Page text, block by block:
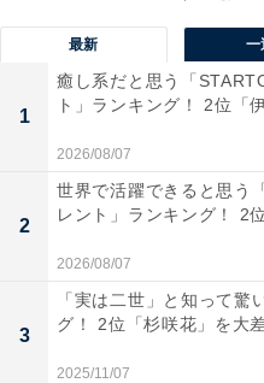
最新 一
1
癒し系だと思う「
ト」ランキング！ 2位「
2026/08/07
2
世界で活躍できると思う
レント」ランキング！ 2
2026/08/07
3
「実は二世」と知って驚
グ！ 2位「杉咲花」を大
2025/11/07